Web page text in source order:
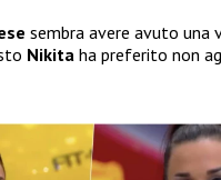
sembra avere avuto una
Nikita ha preferito non